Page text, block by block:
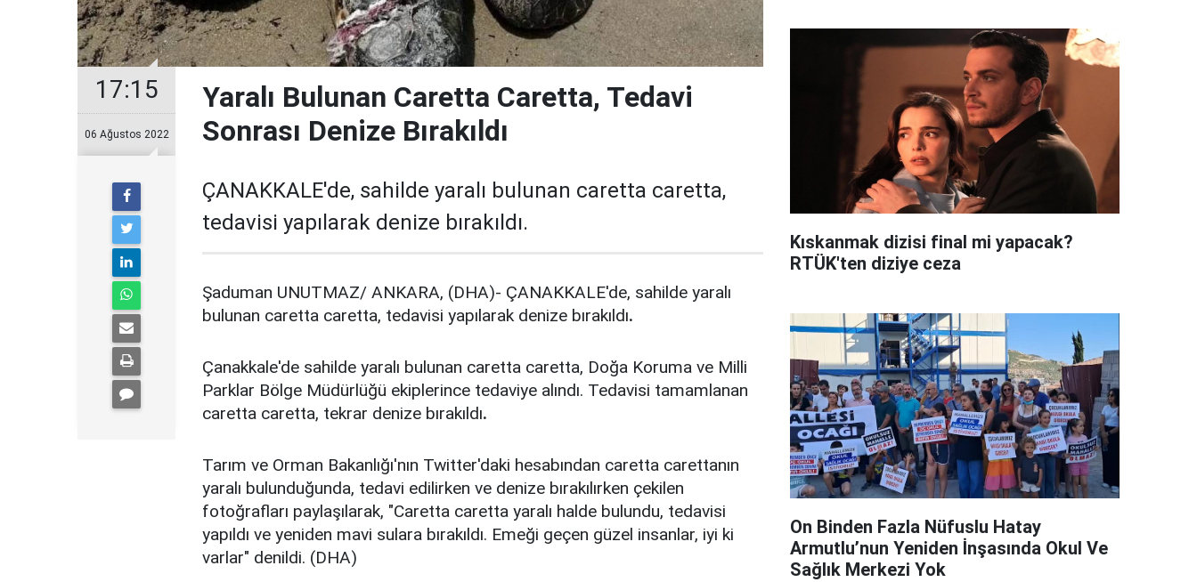
17:15
06 Ağustos 2022
Yaralı Bulunan Caretta Caretta, Tedavi
Sonrası Denize Bırakıldı
ÇANAKKALE'de, sahilde yaralı bulunan caretta caretta,
tedavisi yapılarak denize bırakıldı.
Şaduman UNUTMAZ/ ANKARA, (DHA)- ÇANAKKALE'de, sahilde yaralı
bulunan caretta caretta, tedavisi yapılarak denize bırakıldı.
Çanakkale'de sahilde yaralı bulunan caretta caretta, Doğa Koruma ve Milli
Parklar Bölge Müdürlüğü ekiplerince tedaviye alındı. Tedavisi tamamlanan
caretta caretta, tekrar denize bırakıldı.
Tarım ve Orman Bakanlığı'nın Twitter'daki hesabından caretta carettanın
yaralı bulunduğunda, tedavi edilirken ve denize bırakılırken çekilen
fotoğrafları paylaşılarak, "Caretta caretta yaralı halde bulundu, tedavisi
yapıldı ve yeniden mavi sulara bırakıldı. Emeği geçen güzel insanlar, iyi ki
varlar" denildi. (DHA)
Kıskanmak dizisi final mi yapacak?
RTÜK'ten diziye ceza
On Binden Fazla Nüfuslu Hatay
Armutlu’nun Yeniden İnşasında Okul Ve
Sağlık Merkezi Yok